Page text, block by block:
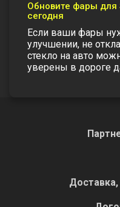
Обновите фары для
сегодня
Если ваши фары
улучшении, не
стекло на авто
уверены в дороге
Доставка,